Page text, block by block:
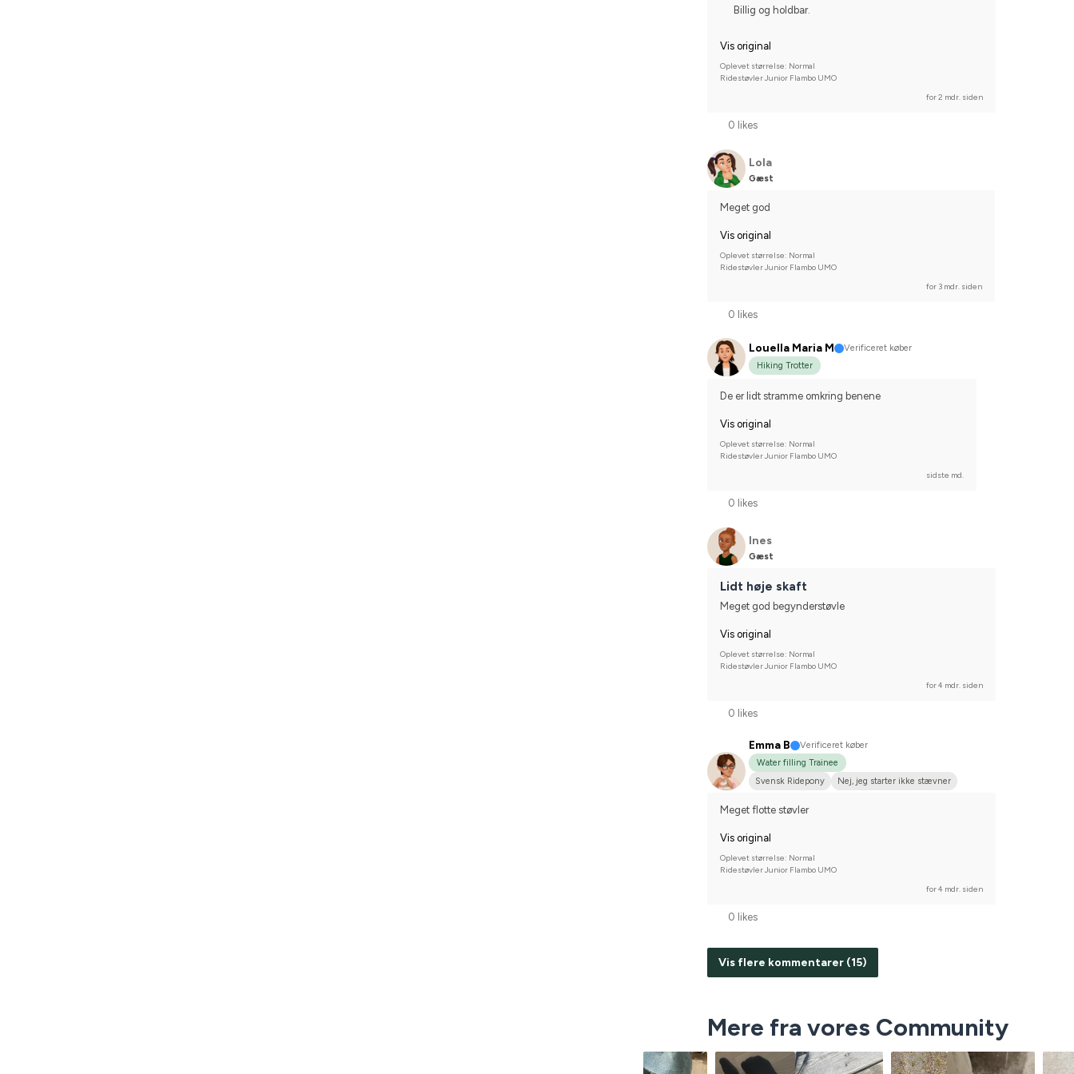
Billig og holdbar.
Vis original
Oplevet størrelse: Normal
Ridestøvler Junior Flambo UMO
for 2 mdr. siden
0 likes
Lola
Gæst
Meget god
Vis original
Oplevet størrelse: Normal
Ridestøvler Junior Flambo UMO
for 3 mdr. siden
0 likes
Louella Maria M
Verificeret køber
Hiking Trotter
De er lidt stramme omkring benene
Vis original
Oplevet størrelse: Normal
Ridestøvler Junior Flambo UMO
sidste md.
0 likes
Ines
Gæst
Lidt høje skaft
Meget god begynderstøvle
Vis original
Oplevet størrelse: Normal
Ridestøvler Junior Flambo UMO
for 4 mdr. siden
0 likes
Emma B
Verificeret køber
Water filling Trainee
Svensk Ridepony
Nej, jeg starter ikke stævner
Meget flotte støvler
Vis original
Oplevet størrelse: Normal
Ridestøvler Junior Flambo UMO
for 4 mdr. siden
0 likes
Vis flere kommentarer (15)
Mere fra vores Community